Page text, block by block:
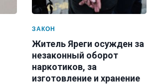
ЗАКОН
Житель Яреги осужден за
незаконный оборот
наркотиков, за
изготовление и хранение